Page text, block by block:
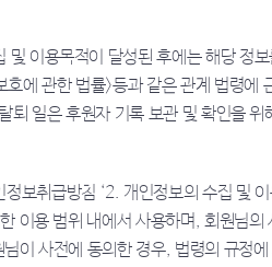
이용목적이 달성된 후에는 해당 정
에 관한 법률>등과 같은 관계 법령
일은 후원자 기록 보관 및 확인을 위
보취급방침 ‘2. 개인정보의 수집 및
이용 범위 내에서 사용하며, 회원님
이 사전에 동의한 경우, 법령의 규정